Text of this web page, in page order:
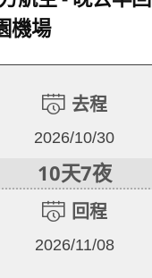
機場
去程
2026/10/30
10天7夜
回程
2026/11/08